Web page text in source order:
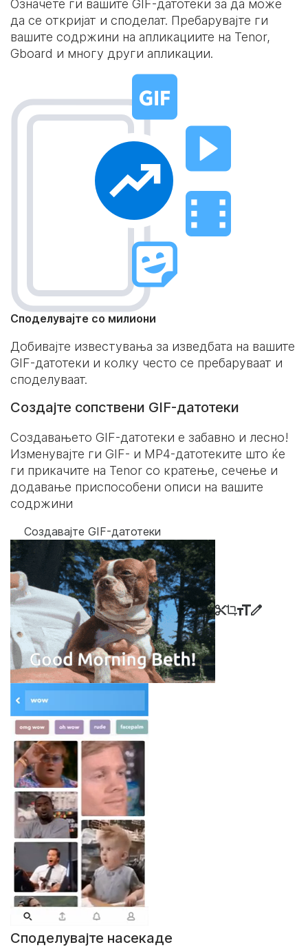
Означете ги вашите GIF-датотеки за да може
да се откријат и споделат. Пребарувајте ги
вашите содржини на апликациите на Tenor,
Gboard и многу други апликации.
Споделувајте со милиони
Добивајте известувања за изведбата на вашите
GIF-датотеки и колку често се пребаруваат и
споделуваат.
Создајте сопствени GIF-датотеки
Создавањето GIF-датотеки е забавно и лесно!
Изменувајте ги GIF- и MP4-датотеките што ќе
ги прикачите на Tenor со кратење, сечење и
додавање приспособени описи на вашите
содржини
Создавајте GIF-датотеки
Споделувајте насекаде